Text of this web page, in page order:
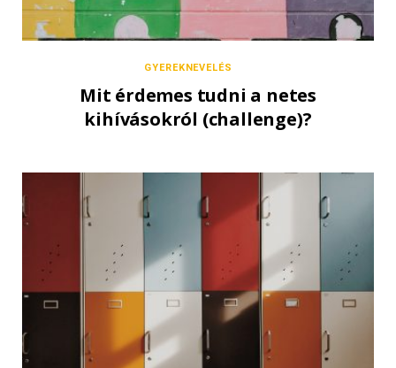
GYEREKNEVELÉS
Mit érdemes tudni a netes
kihívásokról (challenge)?